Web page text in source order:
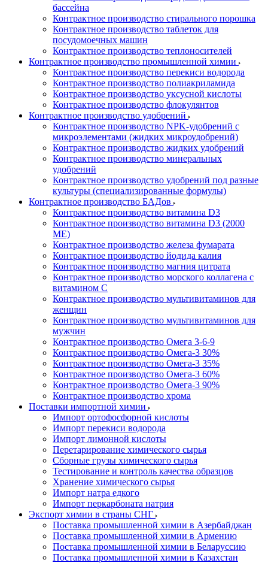
бассейна
Контрактное производство стирального порошка
Контрактное производство таблеток для
посудомоечных машин
Контрактное производство теплоносителей
Контрактное производство промышленной химии
Контрактное производство перекиси водорода
Контрактное производство полиакриламида
Контрактное производство уксусной кислоты
Контрактное производство флокулянтов
Контрактное производство удобрений
Контрактное производство NPK-удобрений с
микроэлементами (жидких микроудобрений)
Контрактное производство жидких удобрений
Контрактное производство минеральных
удобрений
Контрактное производство удобрений под разные
культуры (специализированные формулы)
Контрактное производство БАДов
Контрактное производство витамина D3
Контрактное производство витамина D3 (2000
МЕ)
Контрактное производство железа фумарата
Контрактное производство йодида калия
Контрактное производство магния цитрата
Контрактное производство морского коллагена с
витамином С
Контрактное производство мультивитаминов для
женщин
Контрактное производство мультивитаминов для
мужчин
Контрактное производство Омега 3-6-9
Контрактное производство Омега-3 30%
Контрактное производство Омега-3 35%
Контрактное производство Омега-3 60%
Контрактное производство Омега-3 90%
Контрактное производство хрома
Поставки импортной химии
Импорт ортофосфорной кислоты
Импорт перекиси водорода
Импорт лимонной кислоты
Перетарирование химического сырья
Сборные грузы химического сырья
Тестирование и контроль качества образцов
Хранение химического сырья
Импорт натра едкого
Импорт перкарбоната натрия
Экспорт химии в страны СНГ
Поставка промышленной химии в Азербайджан
Поставка промышленной химии в Армению
Поставка промышленной химии в Беларуссию
Поставка промышленной химии в Казахстан